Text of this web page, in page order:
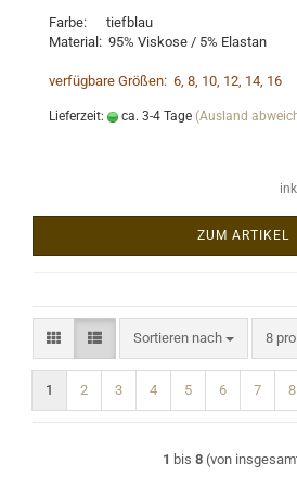
Farbe: tiefblau
Material: 95% Viskose / 5% Elastan
verfügbare Größen: 6, 8, 10, 12, 14, 16
Lieferzeit: ca. 3-4 Tage (Ausland
ZUM ARTIKEL
Sortieren nach
Sortieren nach 8
pro
1 2 3 4 5 6 7 8
1 bis 8(von